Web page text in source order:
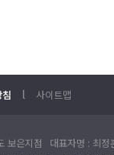
l 사이트맵
보은지점 대표자명 : 최